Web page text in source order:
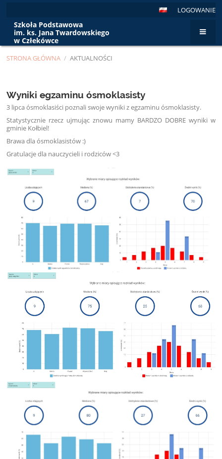
LOGOWANIE
Szkoła Podstawowa
im. ks. Jana Twardowskiego
w Człekówce
STRONA GŁÓWNA / AKTUALNOŚCI
Wyniki egzaminu ósmoklasisty
3 lipca ósmoklasiści poznali swoje wyniki z egzaminu ósmoklasisty.
Statystycznie rzecz ujmując znowu mamy BARDZO DOBRE wyniki w
gminie Kołbiel!
Brawa dla ósmoklasistów :)
Gratulacjedla nauczycieli i rodziców <3